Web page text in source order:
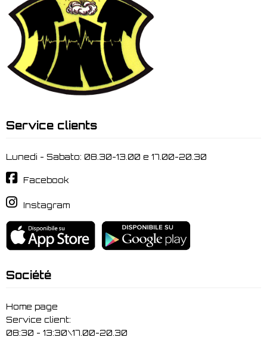
Service clients
Lunedi - Sabato: 08.30-13.00 e 17.00-20.30
Facebook
Instagram
Société
Home page
Service client:
08:30 - 13:30\17.00-20.30